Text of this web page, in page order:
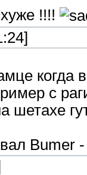
!!!!
когда
с
шетахе
Bumer